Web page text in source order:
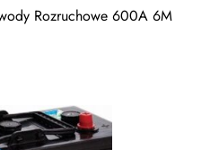
Rozruchowe 600A 6M